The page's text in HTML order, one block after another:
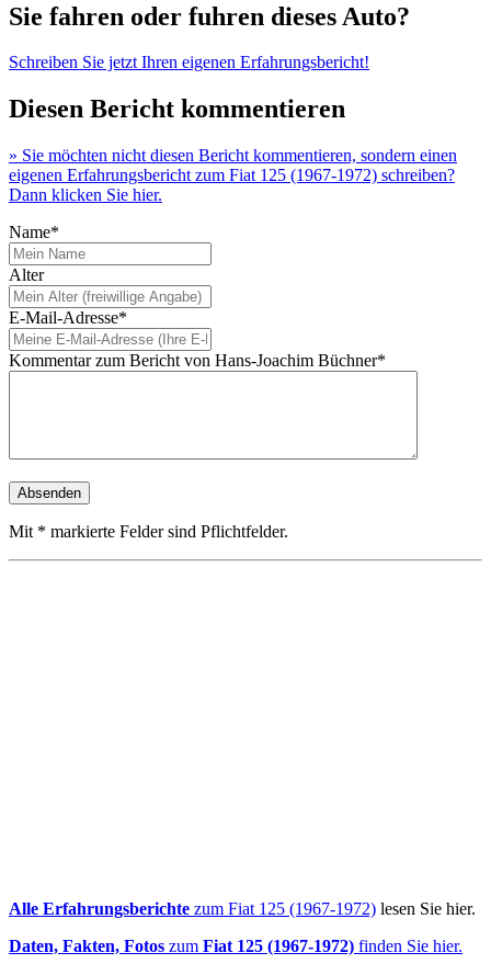
Sie fahren oder fuhren dieses Auto?
Schreiben Sie jetzt Ihren eigenen Erfahrungsbericht!
Diesen Bericht kommentieren
» Sie möchten nicht diesen Bericht kommentieren, sondern einen
eigenen Erfahrungsbericht zum Fiat 125 (1967-1972) schreiben?
Dann klicken Sie hier.
Name*
Alter
E-Mail-Adresse*
Kommentar zum Bericht von Hans-Joachim Büchner*
Mit * markierte Felder sind Pflichtfelder.
Alle Erfahrungsberichte zum Fiat 125 (1967-1972) lesen Sie hier.
Daten, Fakten, Fotos zum Fiat 125 (1967-1972) finden Sie hier.